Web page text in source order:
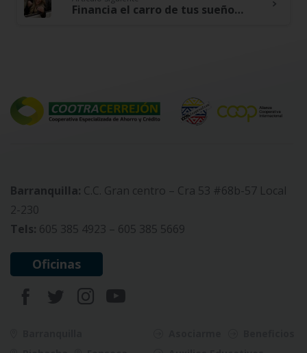
Financia el carro de tus sueños con nuestro crédito de vehículo
Barranquilla: C.C. Gran centro – Cra 53 #68b-57 Local
2-230
Tels: 605 385 4923 – 605 385 5669
Oficinas